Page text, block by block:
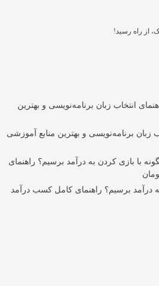
از راه رسید!
انتخاب زبان برنامه‌نویسی و بهترین
زبان برنامه‌نویسی و بهترین منابع آموزشی
با بازی کردن به درآمد برسیم؟ راهنمای
درآمد برسیم؟ راهنمای کامل کسب درآمد